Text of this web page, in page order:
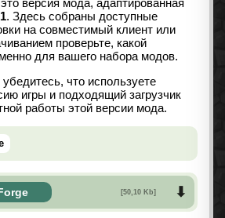
версия мода, адаптированная
. Здесь собраны доступные
на совместимый клиент или
проверьте, какой
для вашего набора модов.
что используете
игры и подходящий загрузчик
работы этой версии мода.
[50,10 Kb]